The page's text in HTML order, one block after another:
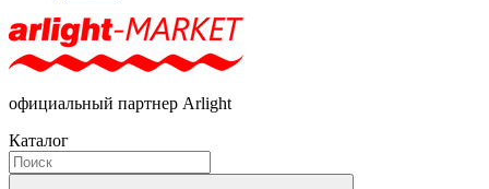
официальный партнер Arlight
Каталог